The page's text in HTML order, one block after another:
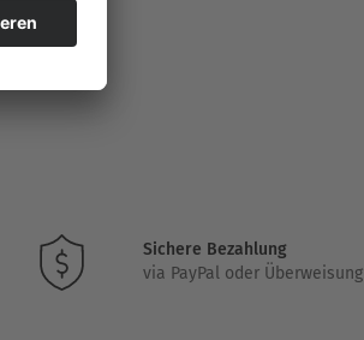
Sichere Bezahlung
via PayPal oder Überweisung